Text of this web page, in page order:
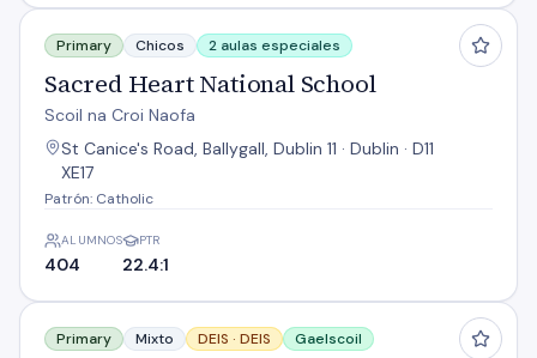
Sacred Heart National School
Primary Chicos 2 aulas especiales
Sacred Heart National School
Scoil na Croi Naofa
St Canice's Road, Ballygall, Dublin 11 · Dublin · D11
XE17
Patrón: Catholic
ALUMNOS
404
PTR
22.4:1
Scoil An Tseachtar Laoch
Primary Mixto DEIS · DEIS Gaelscoil